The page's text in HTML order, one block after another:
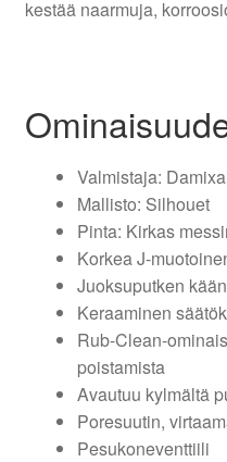
kestää naarmuja,
Valmistaja: Damixa
Mallisto: Silhouet
Pinta: Kirkas
Korkea J-
Juoksuputken
Keraaminen
Rub-Clean-
poistamista
Avautuu kylmältä
Poresuutin,
Pesukoneventtiili